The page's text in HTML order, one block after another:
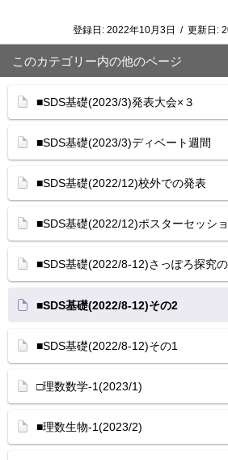
登録日: 2022年10月3日 / 更新日:
このカテゴリー内の他のページ
■SDS基礎(2023/3)発表大会×３
■SDS基礎(2023/3)ディベート週間
■SDS基礎(2022/12)校外での発表
■SDS基礎(2022/12)ポスターセッシ
■SDS基礎(2022/8-12)さっぽろ探究
■SDS基礎(2022/8-12)その2
■SDS基礎(2022/8-12)その1
□理数数学-1(2023/1)
■理数生物-1(2023/2)